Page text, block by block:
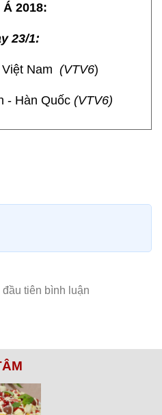
2018:
23/1:
Nam (VTV6)
- Hàn Quốc (VTV6)